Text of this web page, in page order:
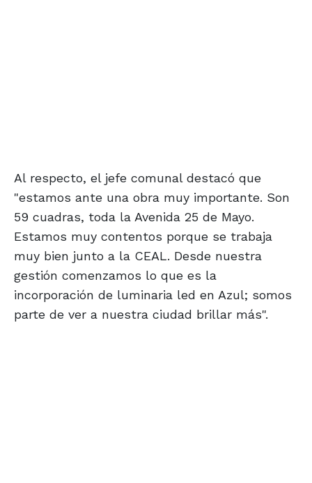
Al respecto, el jefe comunal destacó que
"estamos ante una obra muy importante. Son
59 cuadras, toda la Avenida 25 de Mayo.
Estamos muy contentos porque se trabaja
muy bien junto a la CEAL. Desde nuestra
gestión comenzamos lo que es la
incorporación de luminaria led en Azul; somos
parte de ver a nuestra ciudad brillar más".